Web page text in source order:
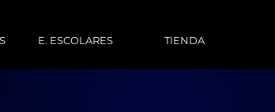
E. ESCOLARES TIENDA